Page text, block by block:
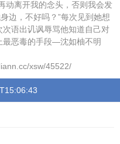
动离开我的念头，否则我会发
边，不好吗？”每次见到她想
语出讥讽辱骂他知道自己对
最恶毒的手段—沈如柚不明
xsw/45522/